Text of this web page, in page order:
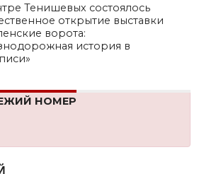
Тенишевых состоялось
открытие выставки
ворота:
история в
НОМЕР